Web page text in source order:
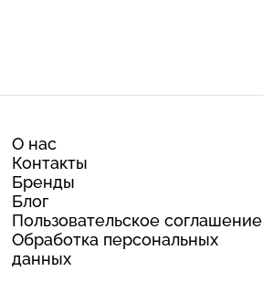
О нас
Контакты
Бренды
Блог
Пользовательское соглашение
Обработка персональных
данных